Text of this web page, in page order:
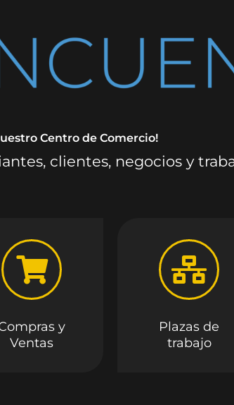
Centro de Comercio!
clientes, negocios y
y
Ventas
Plazas de
trabajo